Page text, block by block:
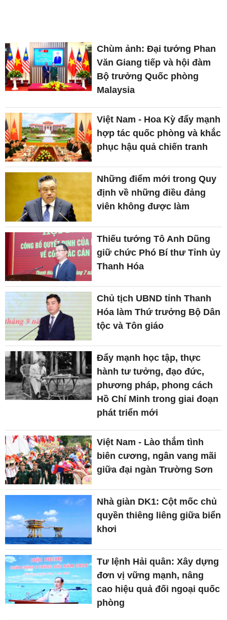
Chùm ảnh: Đại tướng Phan
Văn Giang tiếp và hội đàm
Bộ trưởng Quốc phòng
Malaysia
Việt Nam - Hoa Kỳ đẩy mạnh
hợp tác quốc phòng và khắc
phục hậu quả chiến tranh
Những điểm mới trong Quy
định về những điều đảng
viên không được làm
Thiếu tướng Tô Anh Dũng
giữ chức Phó Bí thư Tỉnh ủy
Thanh Hóa
Chủ tịch UBND tỉnh Thanh
Hóa làm Thứ trưởng Bộ Dân
tộc và Tôn giáo
Đẩy mạnh học tập, thực
hành tư tưởng, đạo đức,
phương pháp, phong cách
Hồ Chí Minh trong giai đoạn
phát triển mới
Việt Nam - Lào thắm tình
biên cương, ngân vang mãi
giữa đại ngàn Trường Sơn
Nhà giàn DK1: Cột mốc chủ
quyền thiêng liêng giữa biển
khơi
Tư lệnh Hải quân: Xây dựng
đơn vị vững mạnh, nâng
cao hiệu quả đối ngoại quốc
phòng